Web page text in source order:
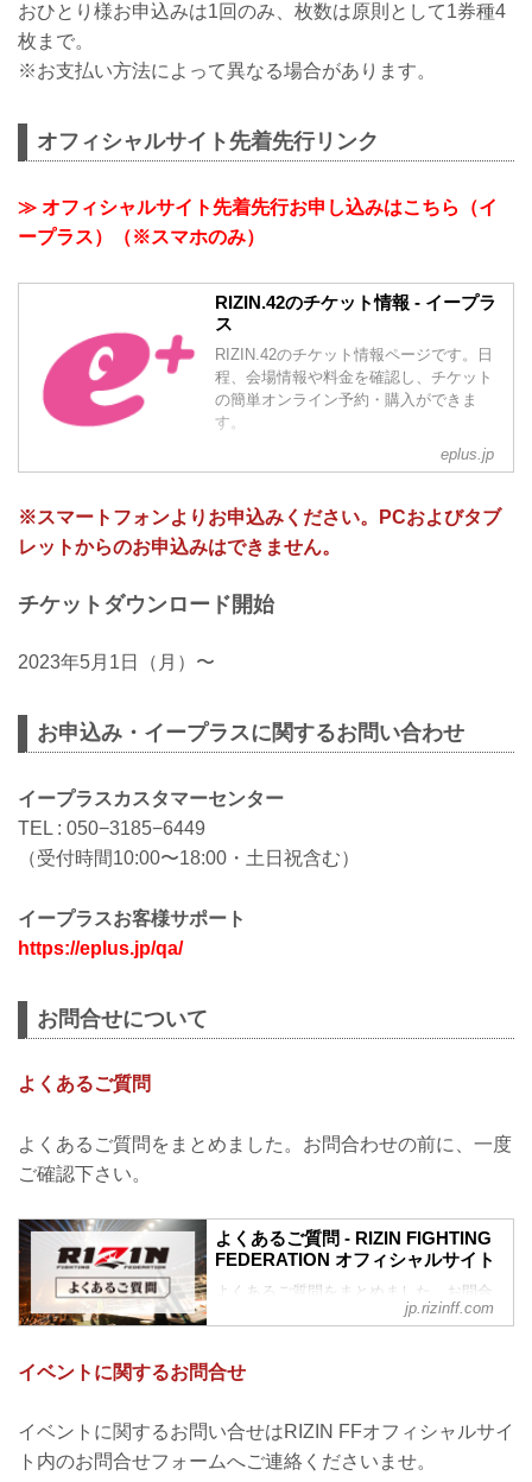
おひとり様お申込みは1回のみ、枚数は原則として1券種4
枚まで。
※お支払い方法によって異なる場合があります。
オフィシャルサイト先着先行リンク
≫ オフィシャルサイト先着先行お申し込みはこちら（イ
ープラス）（※スマホのみ）
RIZIN.42のチケット情報 - イープラ
ス
RIZIN.42のチケット情報ページです。日
程、会場情報や料金を確認し、チケット
の簡単オンライン予約・購入ができま
す。
eplus.jp
※スマートフォンよりお申込みください。PCおよびタブ
レットからのお申込みはできません。
チケットダウンロード開始
2023年5月1日（月）〜
お申込み・イープラスに関するお問い合わせ
イープラスカスタマーセンター
TEL : 050−3185−6449
（受付時間10:00〜18:00・土日祝含む）
イープラスお客様サポート
https://eplus.jp/qa/
お問合せについて
よくあるご質問
よくあるご質問をまとめました。お問合わせの前に、一度
ご確認下さい。
よくあるご質問 - RIZIN FIGHTING
FEDERATION オフィシャルサイト
よくあるご質問をまとめました。お問合
わせの前に、一度ご確認下さい。
Q.1 より良い席で観戦したいのですが、
どの先行でチケットを買うと一番良い席
A. より良い席のご案内は、以下の順番と
なります。
①ファンクラブ先行（超強者→強者）/
jp.rizinff.com
イベントに関するお問合せ
イベントに関するお問い合せはRIZIN FFオフィシャルサイ
ト内のお問合せフォームへご連絡くださいませ。